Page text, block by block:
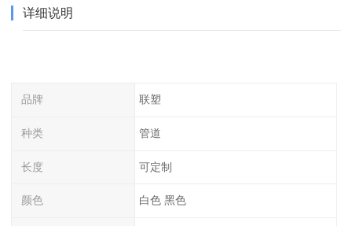
详细说明
品牌 联塑
种类 管道
长度 可定制
颜色 白色 黑色